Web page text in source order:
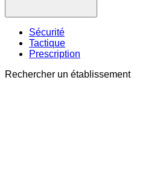
Sécurité
Tactique
Prescription
Rechercher un établissement